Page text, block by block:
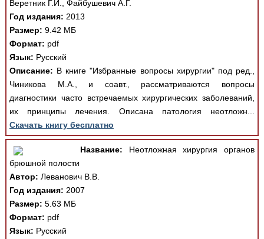
Веретник Г.И., Файбушевич А.Г.
Год издания: 2013
Размер: 9.42 МБ
Формат: pdf
Язык: Русский
Описание: В книге "Избранные вопросы хирургии" под ред.,
Чиникова М.А., и соавт., рассматриваются вопросы
диагностики часто встречаемых хирургических заболеваний,
их принципы лечения. Описана патология неотложн...
Скачать книгу бесплатно
Название: Неотложная хирургия органов
брюшной полости
Автор: Леванович В.В.
Год издания: 2007
Размер: 5.63 МБ
Формат: pdf
Язык: Русский